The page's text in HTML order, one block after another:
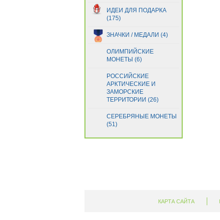
Гвинея
Гвинея-Бисау
Гернси(1)
Гибралтар (5)
Гондурас(29)
Греция(18)
Грузия(5)
Дания (1)
Джерси(1)
Джибути(5)
ИДЕИ ДЛЯ ПОДАРКА
(175)
ЗНАЧКИ / МЕДАЛИ (4)
ОЛИМПИЙСКИЕ
МОНЕТЫ (6)
РОССИЙСКИЕ
АРКТИЧЕСКИЕ И
ЗАМОРСКИЕ
ТЕРРИТОРИИ (26)
СЕРЕБРЯНЫЕ МОНЕТЫ
(51)
КАРТА САЙТА